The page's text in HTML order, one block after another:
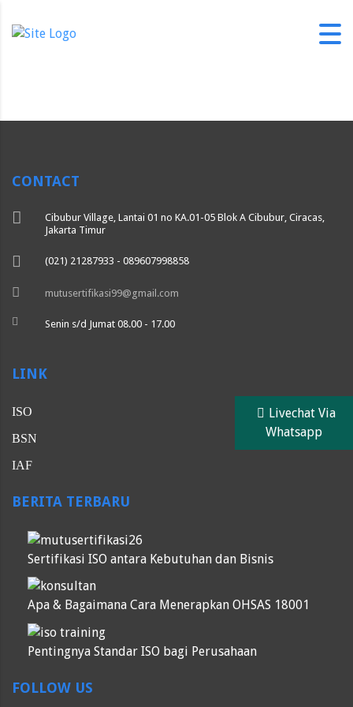
CONTACT
Cibubur Village, Lantai 01 no KA.01-05 Blok A Cibubur, Ciracas,
Jakarta Timur
(021) 21287933 - 089607998858
mutusertifikasi99@gmail.com
Senin s/d Jumat 08.00 - 17.00
LINK
ISO
BSN
IAF
BERITA TERBARU
Sertifikasi ISO antara Kebutuhan dan Bisnis
Apa & Bagaimana Cara Menerapkan OHSAS 18001
Pentingnya Standar ISO bagi Perusahaan
FOLLOW US
Livechat Via
Whatsapp